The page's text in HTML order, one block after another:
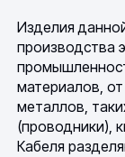
Изделия
производства
материалов,
металлов,
(проводники),
Кабеля